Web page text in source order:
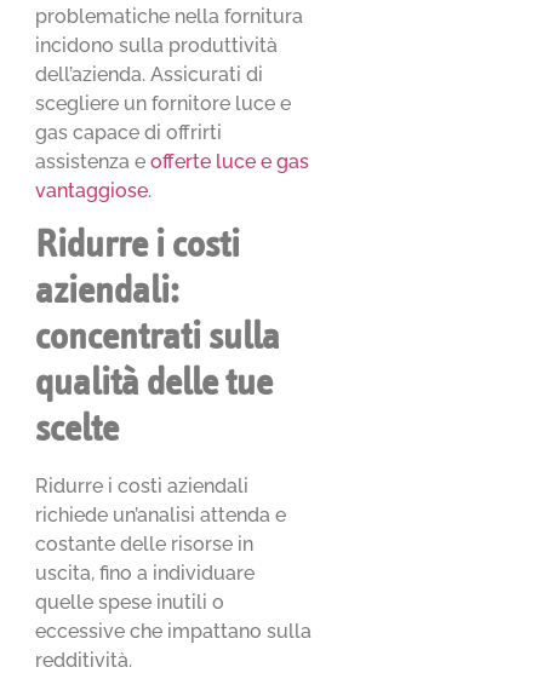
problematiche nella fornitura
incidono sulla produttività
dell’azienda. Assicurati di
scegliere un fornitore luce e
gas capace di offrirti
assistenza eofferte luce e gas
vantaggiose.
Ridurre i costi
aziendali:
concentrati sulla
qualità delle tue
scelte
Ridurre i costi aziendali
richiede un’analisi attenda e
costante delle risorse in
uscita, fino a individuare
quelle spese inutili o
eccessive che impattano sulla
redditività.